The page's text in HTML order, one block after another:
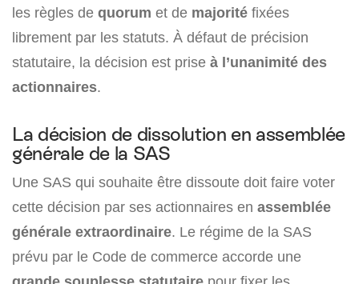
les règles de quorum et de majorité fixées
librement par les statuts. À défaut de précision
statutaire, la décision est prise à l’unanimité des
actionnaires.
La décision de dissolution en assemblée
générale de la SAS
Une SAS qui souhaite être dissoute doit faire voter
cette décision par ses actionnaires en assemblée
générale extraordinaire. Le régime de la SAS
prévu par le Code de commerce accorde une